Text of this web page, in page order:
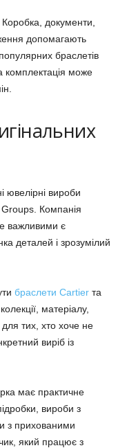
Коробка, документи,
допомагають
браслетів
може
ювелірні вироби
Groups. Компанія
важливими є
деталей і зрозумілий
браслети Cartier та
матеріалу,
тих, хто хоче не
виріб із
має практичне
вироби з
з прихованими
який працює з